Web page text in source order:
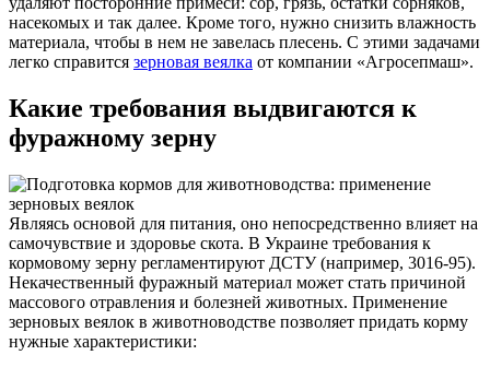
насекомых и так далее. Кроме того, нужно снизить влажность
материала, чтобы в нем не завелась плесень. С этими задачами
легко справится зерновая веялка от компании «Агросепмаш».
Какие требования выдвигаются к
фуражному зерну
Являясь основой для питания, оно непосредственно влияет на
самочувствие и здоровье скота. В Украине требования к
кормовому зерну регламентируют ДСТУ (например, 3016-95).
Некачественный фуражный материал может стать причиной
массового отравления и болезней животных. Применение
зерновых веялок в животноводстве позволяет придать корму
нужные характеристики: